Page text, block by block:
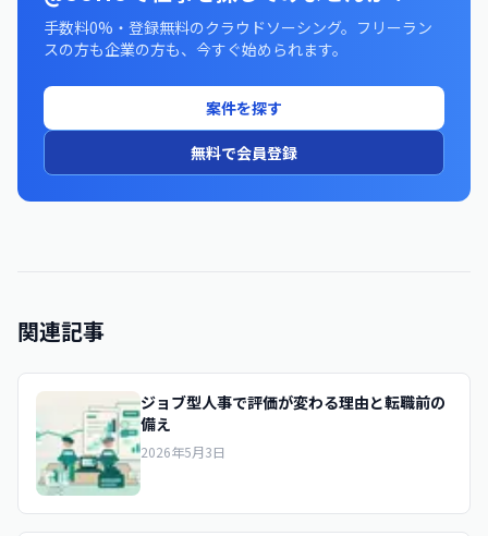
手数料0%・登録無料のクラウドソーシング。フリーラン
スの方も企業の方も、今すぐ始められます。
案件を探す
無料で会員登録
関連記事
ジョブ型人事で評価が変わる理由と転職前の
備え
2026年5月3日